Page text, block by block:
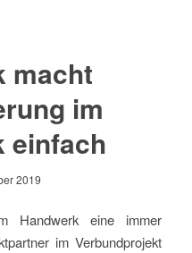
macht
im
einfach
2019
Handwerk eine immer
im Verbundprojekt